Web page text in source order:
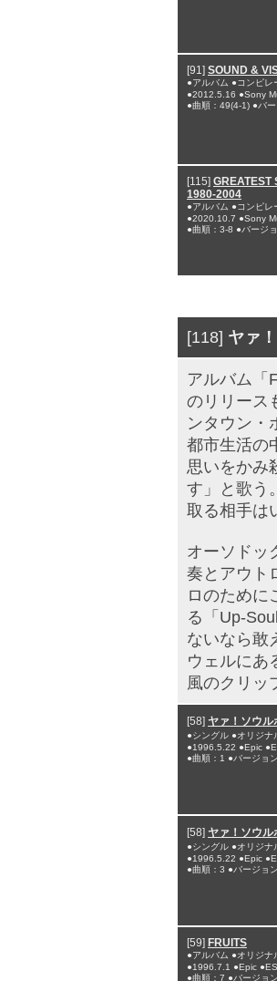
[91] SOUND &
●アルバム ●コンピレ
●2012.5.16 ●Sony
●曲順：49(4-1) ●バ
[115] GREATEST
1980-2004
●アルバム ●コンピレ
●2020.10.7 ●Sony
●曲順：3-8 ●バージ
[118] ヤァ
アルバム「
のリリース
ンタウン・
都市生活の
思いをかみ
す」と歌う
取る相手は
オーソドッ
奏とアウト
ロのために
る「Up-
ないなら敢
ウェルにあ
風のクリッ
[58] ヤァ！ソウル
●シングル ●オリジナ
●1996.5.22 ●Epic
●曲順：1 ●バージョ
[58] ヤァ！ソウル
●シングル ●オリジナ
●1996.5.22 ●Epic
●曲順：3 ●バージョ
[59] FRUITS
●アルバム ●オリジナ
●1996.7.1 ●Epic
●曲順：7 ●バージョ